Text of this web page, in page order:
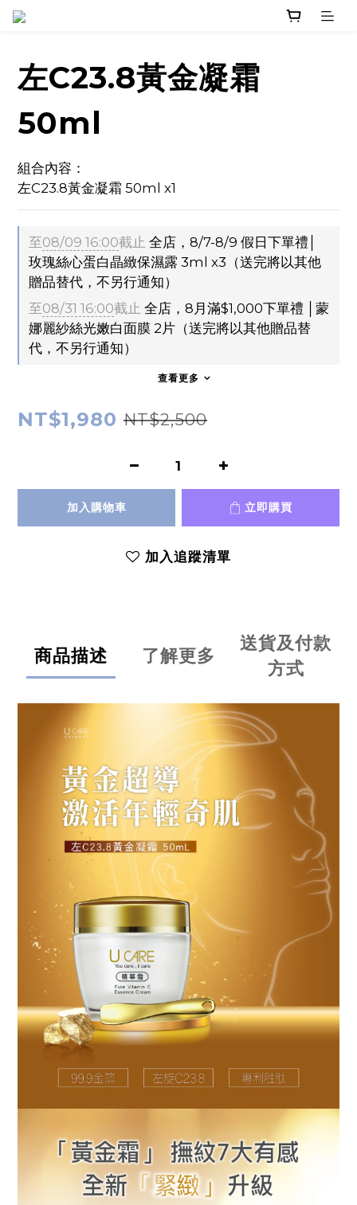
左C23.8黃金凝霜
50ml
組合內容：
左C23.8黃金凝霜 50ml x1
至08/09 16:00截止 全店，8/7-8/9 假日下單禮│
玫瑰絲心蛋白晶緻保濕露 3ml x3（送完將以其他
贈品替代，不另行通知）
至08/31 16:00截止 全店，8月滿$1,000下單禮 │蒙
娜麗紗絲光嫩白面膜 2片（送完將以其他贈品替
代，不另行通知）
查看更多
NT$1,980 NT$2,500
加入購物車 立即購買
加入追蹤清單
商品描述 了解更多
送貨及付款
方式